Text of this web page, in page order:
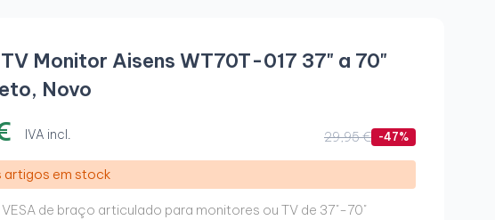
Monitor Aisens WT70T-017 37" a 70"
Novo
IVA incl. 29,95 € -47%
artigos em stock
de braço articulado para monitores ou TV de 37"-70"